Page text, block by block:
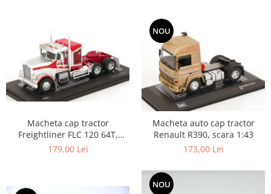
Macheta cap tractor
Freightliner FLC 120 64T,
scara 1:43
179,00 Lei
NOU
Macheta auto cap tractor
Renault R390, scara 1:43
173,00 Lei
NOU